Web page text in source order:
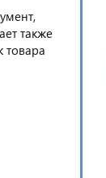
также
товара